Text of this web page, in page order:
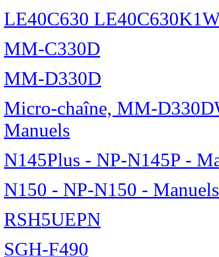
LE40C630
MM-C330D
MM-D330D
Micro-chaîne, MM-
Manuels
N145Plus - NP-N145P -
N150 - NP-N150 - Manuels
RSH5UEPN
SGH-F490